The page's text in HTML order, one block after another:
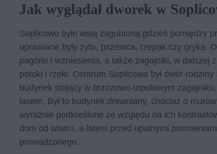
Jak wyglądał dworek w
Soplicowo było wsią zagubioną gdzieś pomiędzy
uprawiane były żyto, pszenica, rzepak czy gryka.
pagórki i wzniesienia, a także zagajniki, w dalszej
potoki i rzeki. Centrum Soplicowa był dwór
budynek stojący w brzozowo-topolowym
lasem. Był to budynek drewniany, chociaż o
wyraźnie podkreślone ze względu na ich
dom od wiatru, a latem przed upalnymi
prowadzonego.